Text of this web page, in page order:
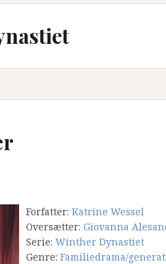
Forfatter: Katrine Wessel
Oversætter: Giovanna
Serie: Winther Dynastiet
Genre: Familiedrama/